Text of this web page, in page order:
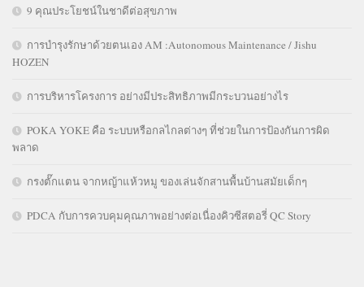
9 คุณประโยชน์ในชาดีต่อสุขภาพ
การบำรุงรักษาด้วยตนเอง AM :Autonomous Maintenance / Jishu
HOZEN
การบริหารโครงการ อย่างมีประสิทธิภาพมีกระบวนอย่างไร
POKA YOKE คือ ระบบหรือกลไกลต่างๆ ที่ช่วยในการป้องกันการผิด
พลาด
กรงตั๊กแตน จากหญ้าแห้วหมู ของเล่นจักสานพื้นบ้านสมัยเด็กๆ
PDCA กับการควบคุมคุณภาพอย่างต่อเนื่องคิวซีสตอรี่ QC Story